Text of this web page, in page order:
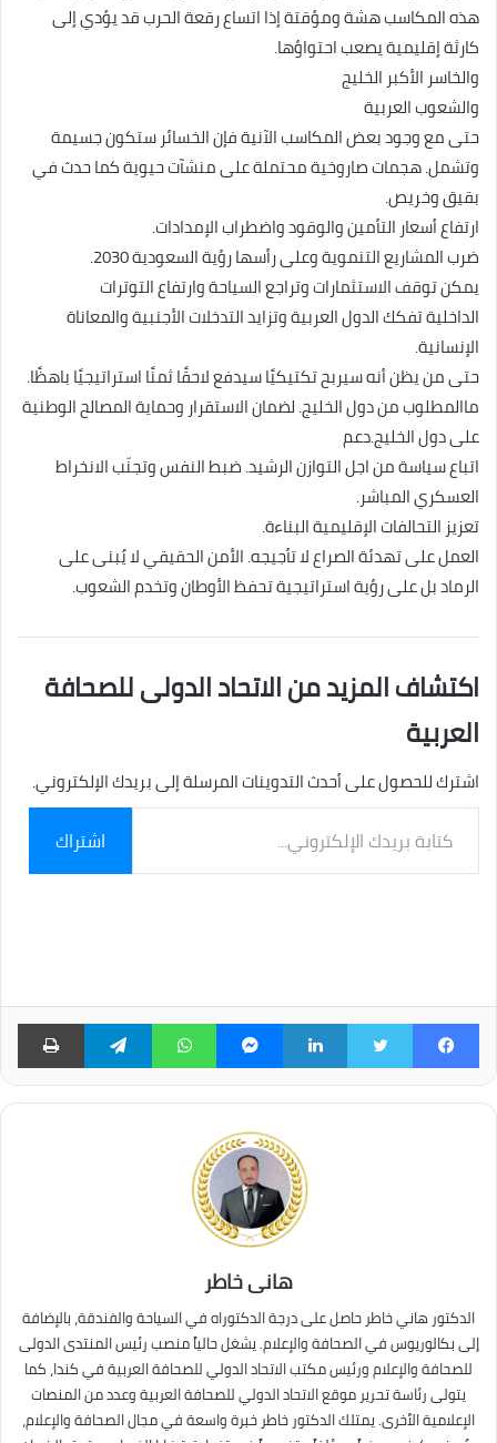
هذه المكاسب هشة ومؤقتة إذا اتساع رقعة الحرب قد يؤدي إلى
كارثة إقليمية يصعب احتواؤها.
والخاسر الأكبر الخليج
والشعوب العربية
حتى مع وجود بعض المكاسب الآنية فإن الخسائر ستكون جسيمة
وتشمل. هجمات صاروخية محتملة على منشآت حيوية كما حدث في
بقيق وخريص.
ارتفاع أسعار التأمين والوقود واضطراب الإمدادات.
ضرب المشاريع التنموية وعلى رأسها رؤية السعودية 2030.
يمكن توقف الاستثمارات وتراجع السياحة وارتفاع التوترات
الداخلية تفكك الدول العربية وتزايد التدخلات الأجنبية والمعاناة
الإنسانية.
حتى من يظن أنه سيربح تكتيكيًا سيدفع لاحقًا ثمنًا استراتيجيًا باهظًا.
ماالمطلوب من دول الخليج. لضمان الاستقرار وحماية المصالح الوطنية
على دول الخليج.دعم
اتباع سياسة من اجل التوازن الرشيد. ضبط النفس وتجنّب الانخراط
العسكري المباشر.
تعزيز التحالفات الإقليمية البناءة.
العمل على تهدئة الصراع لا تأجيجه. الأمن الحقيقي لا يُبنى على
الرماد بل على رؤية استراتيجية تحفظ الأوطان وتخدم الشعوب.
اكتشاف المزيد من الاتحاد الدولى للصحافة
العربية
اشترك للحصول على أحدث التدوينات المرسلة إلى بريدك الإلكتروني.
بريدك
الإلكتروني...
اشتراك
فيسبوك لينكدإن ماسنجر واتساب تيلقرام
هانى خاطر
الدكتور هاني خاطر حاصل على درجة الدكتوراه في السياحة والفندقة، بالإضافة
إلى بكالوريوس في الصحافة والإعلام. يشغل حالياً منصب رئيس المنتدى الدولى
للصحافة والإعلام ورئيس مكتب الاتحاد الدولي للصحافة العربية في كندا، كما
يتولى رئاسة تحرير موقع الاتحاد الدولي للصحافة العربية وعدد من المنصات
الإعلامية الأخرى. يمتلك الدكتور خاطر خبرة واسعة في مجال الصحافة والإعلام،